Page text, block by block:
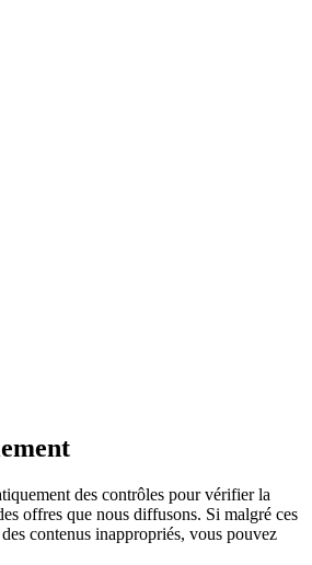
des contrôles pour vérifier la
offres que nous diffusons. Si malgré ces
contenus inappropriés, vous pouvez